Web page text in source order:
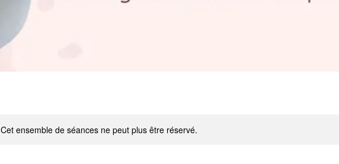
Cet ensemble de séances ne peut plus être réservé.